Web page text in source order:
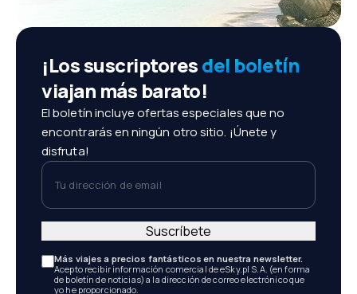
¡Los suscriptoresdel boletín
viajan más barato!
El boletín incluye ofertas especiales que no
encontrarás en ningún otro sitio. ¡Únete y
disfruta!
Tu dirección de email
Más viajes a precios fantásticos en nuestra newsletter.
Acepto recibir información comercial de eSky.pl S.A. (en forma
de boletín de noticias) a la dirección de correo electrónico que
yo he proporcionado.
Suscríbete